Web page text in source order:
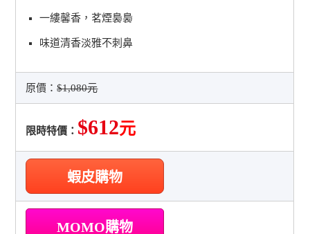
一縷馨香，茗煙裊裊
味道清香淡雅不刺鼻
原價：$1,080元
限時特價： $612元
蝦皮購物
MOMO購物